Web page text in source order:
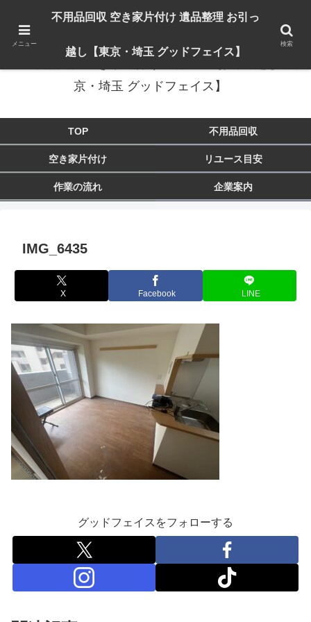
出張対応エリア：埼玉県 入間市 狭山市 飯能市 所沢市 川越市 日高市 鶴ヶ島市
京・埼玉 グッドフェイス】
TOP 不用品回収
空き家片付け リユース目安
作業の流れ 企業案内
IMG_6435
X Facebook LINE
グッドフェイスをフォローする
メニュー
不用品回収 空き家片付け 遺品整理 お引っ
越し【東京・埼玉 グッドフェイス】
検索